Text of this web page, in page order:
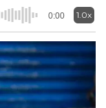
0:00 1.0x